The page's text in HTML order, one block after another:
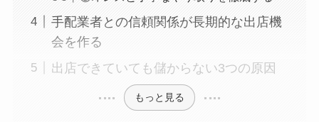
手配業者との信頼関係が長期的な出店機
会を作る
出店できていても儲からない3つの原因
もっと見る